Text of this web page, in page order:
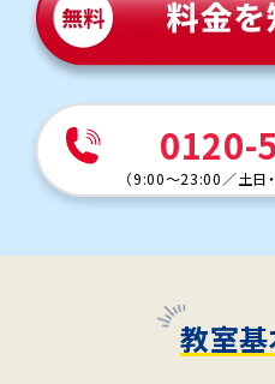
0120-
（9:00～23:00 ／土日
教室